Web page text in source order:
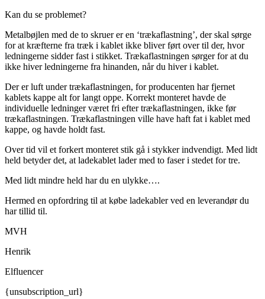
Kan du se problemet?
Metalbøjlen med de to skruer er en ‘trækaflastning’, der skal sørge
for at kræfterne fra træk i kablet ikke bliver ført over til der, hvor
ledningerne sidder fast i stikket. Trækaflastningen sørger for at du
ikke hiver ledningerne fra hinanden, når du hiver i kablet.
Der er luft under trækaflastningen, for producenten har fjernet
kablets kappe alt for langt oppe. Korrekt monteret havde de
individuelle ledninger været fri efter trækaflastningen, ikke før
trækaflastningen. Trækaflastningen ville have haft fat i kablet med
kappe, og havde holdt fast.
Over tid vil et forkert monteret stik gå i stykker indvendigt. Med lidt
held betyder det, at ladekablet lader med to faser i stedet for tre.
Med lidt mindre held har du en ulykke….
Hermed en opfordring til at købe ladekabler ved en leverandør du
har tillid til.
MVH
Henrik
Elfluencer
{unsubscription_url}